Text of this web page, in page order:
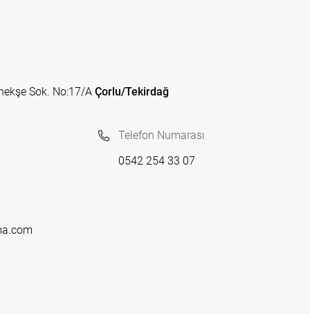
Sok. No:17/A Çorlu/Tekirdağ
Telefon Numarası
0542 254 33 07